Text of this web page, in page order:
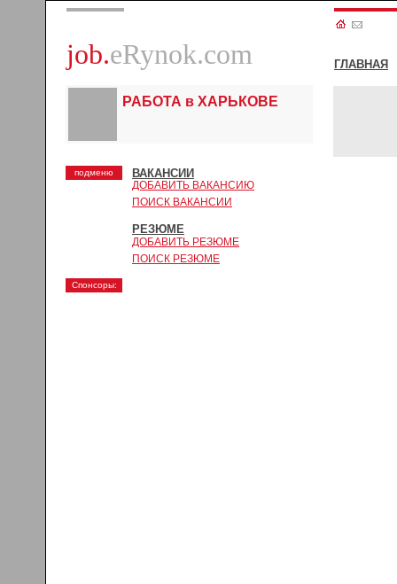
job.eRynok.com ГЛАВНАЯ
РАБОТА в ХАРЬКОВЕ
подменю ВАКАНСИИ
ДОБАВИТЬ ВАКАНСИЮ
ПОИСК ВАКАНСИИ
РЕЗЮМЕ
ДОБАВИТЬ РЕЗЮМЕ
ПОИСК РЕЗЮМЕ
Спонсоры: